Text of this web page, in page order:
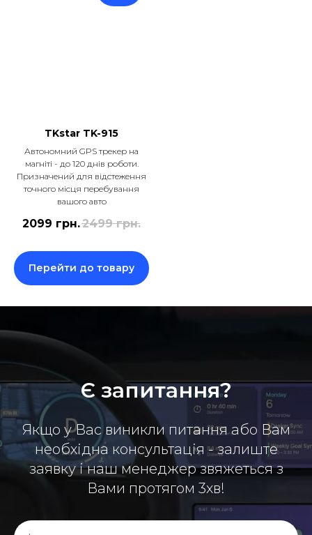
TKstar TK-915
Автономний GPS трекер на
магніті - до 120 днів роботи.
Призначений для відстеження
точного місця перебування
вашого авто
2099 грн.2499 грн.
Перейти до товару
Є запитання?
Якщо у Вас виникли питання або Вам
необхідна консультація - залиште
заявку і наш менеджер звяжеться з
Вами протягом 3хв!